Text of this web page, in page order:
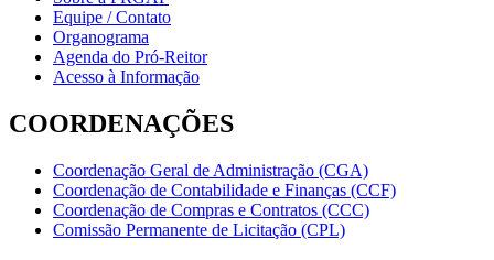
Equipe / Contato
Organograma
Agenda do Pró-Reitor
Acesso à Informação
COORDENAÇÕES
Coordenação Geral de Administração (CGA)
Coordenação de Contabilidade e Finanças (CCF)
Coordenação de Compras e Contratos (CCC)
Comissão Permanente de Licitação (CPL)